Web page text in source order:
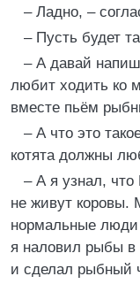
– Ладно, –
– Пусть будет
– А давай
любит ходить ко
вместе пьём
– А что это
котята должны
– А я узнал,
не живут
нормальные люди
я наловил рыбы в
и сделал рыбный